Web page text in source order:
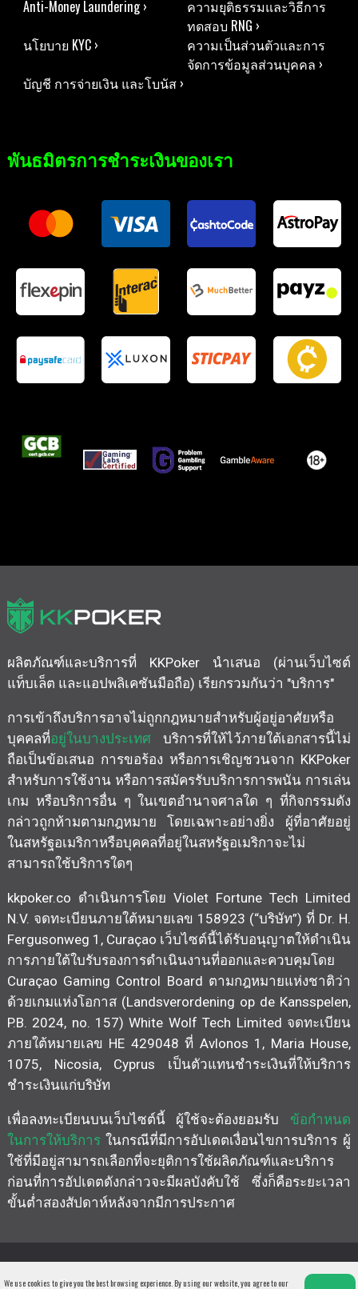
We use cookies to give you the best browsing experience. By using our website, you agree to our
Anti-Money Laundering ›
ความยุติธรรมและวิธีการ
ทดสอบ RNG ›
นโยบาย KYC ›
ความเป็นส่วนตัวและการ
จัดการข้อมูลส่วนบุคคล ›
บัญชี การจ่ายเงิน และโบนัส ›
พันธมิตรการชำระเงินของเรา
ผลิตภัณฑ์และบริการที่ KKPoker นำเสนอ (ผ่านเว็บไซต์
แท็บเล็ต และแอปพลิเคชันมือถือ) เรียกรวมกันว่า "บริการ"
การเข้าถึงบริการอาจไม่ถูกกฎหมายสำหรับผู้อยู่อาศัยหรือ
บุคคลที่อยู่ในบางประเทศบริการที่ให้ไว้ภายใต้เอกสารนี้ไม่
ถือเป็นข้อเสนอ การขอร้อง หรือการเชิญชวนจาก KKPoker
สำหรับการใช้งาน หรือการสมัครรับบริการการพนัน การเล่น
เกม หรือบริการอื่น ๆ ในเขตอำนาจศาลใด ๆ ที่กิจกรรมดัง
กล่าวถูกห้ามตามกฎหมาย โดยเฉพาะอย่างยิ่ง ผู้ที่อาศัยอยู่
ในสหรัฐอเมริกาหรือบุคคลที่อยู่ในสหรัฐอเมริกาจะไม่
สามารถใช้บริการใดๆ
kkpoker.co ดำเนินการโดย Violet Fortune Tech Limited
N.V. จดทะเบียนภายใต้หมายเลข 158923 (“บริษัท”) ที่ Dr. H.
Fergusonweg 1, Curaçao เว็บไซต์นี้ได้รับอนุญาตให้ดำเนิน
การภายใต้ใบรับรองการดำเนินงานที่ออกและควบคุมโดย
Curaçao Gaming Control Board ตามกฎหมายแห่งชาติว่า
ด้วยเกมแห่งโอกาส (Landsverordening op de Kansspelen,
P.B. 2024, no. 157) White Wolf Tech Limited จดทะเบียน
ภายใต้หมายเลข HE 429048 ที่ Avlonos 1, Maria House,
1075, Nicosia, Cyprus เป็นตัวแทนชำระเงินที่ให้บริการ
ชำระเงินแก่บริษัท
เพื่อลงทะเบียนบนเว็บไซต์นี้ ผู้ใช้จะต้องยอมรับ ข้อกำหนด
ในการให้บริการในกรณีที่มีการอัปเดตเงื่อนไขการบริการ ผู้
ใช้ที่มีอยู่สามารถเลือกที่จะยุติการใช้ผลิตภัณฑ์และบริการ
ก่อนที่การอัปเดตดังกล่าวจะมีผลบังคับใช้ ซึ่งก็คือระยะเวลา
ขั้นต่ำสองสัปดาห์หลังจากมีการประกาศ